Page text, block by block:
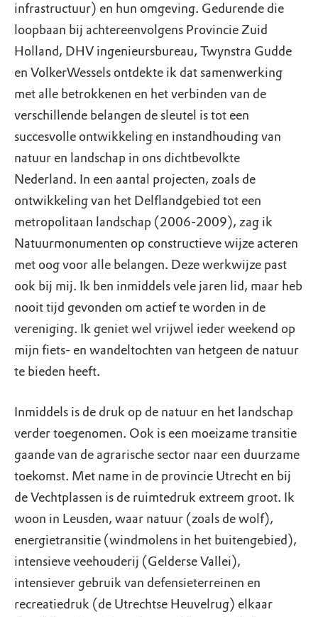
infrastructuur) en hun omgeving. Gedurende die
loopbaan bij achtereenvolgens Provincie Zuid
Holland, DHV ingenieursbureau, Twynstra Gudde
en VolkerWessels ontdekte ik dat samenwerking
met alle betrokkenen en het verbinden van de
verschillende belangen de sleutel is tot een
succesvolle ontwikkeling en instandhouding van
natuur en landschap in ons dichtbevolkte
Nederland. In een aantal projecten, zoals de
ontwikkeling van het Delflandgebied tot een
metropolitaan landschap (2006-2009), zag ik
Natuurmonumenten op constructieve wijze acteren
met oog voor alle belangen. Deze werkwijze past
ook bij mij. Ik ben inmiddels vele jaren lid, maar heb
nooit tijd gevonden om actief te worden in de
vereniging. Ik geniet wel vrijwel ieder weekend op
mijn fiets- en wandeltochten van hetgeen de natuur
te bieden heeft.
Inmiddels is de druk op de natuur en het landschap
verder toegenomen. Ook is een moeizame transitie
gaande van de agrarische sector naar een duurzame
toekomst. Met name in de provincie Utrecht en bij
de Vechtplassen is de ruimtedruk extreem groot. Ik
woon in Leusden, waar natuur (zoals de wolf),
energietransitie (windmolens in het buitengebied),
intensieve veehouderij (Gelderse Vallei),
intensiever gebruik van defensieterreinen en
recreatiedruk (de Utrechtse Heuvelrug) elkaar